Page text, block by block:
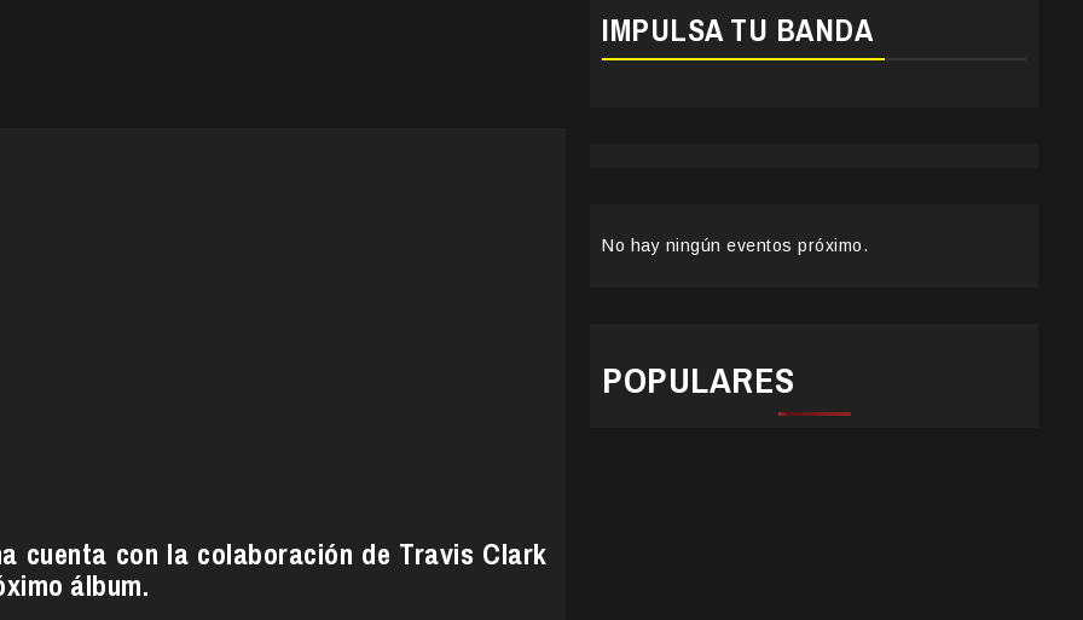
cuenta con la colaboración de Travis Clark
álbum.
IMPULSA TU BANDA
No hay ningún eventos próximo.
POPULARES